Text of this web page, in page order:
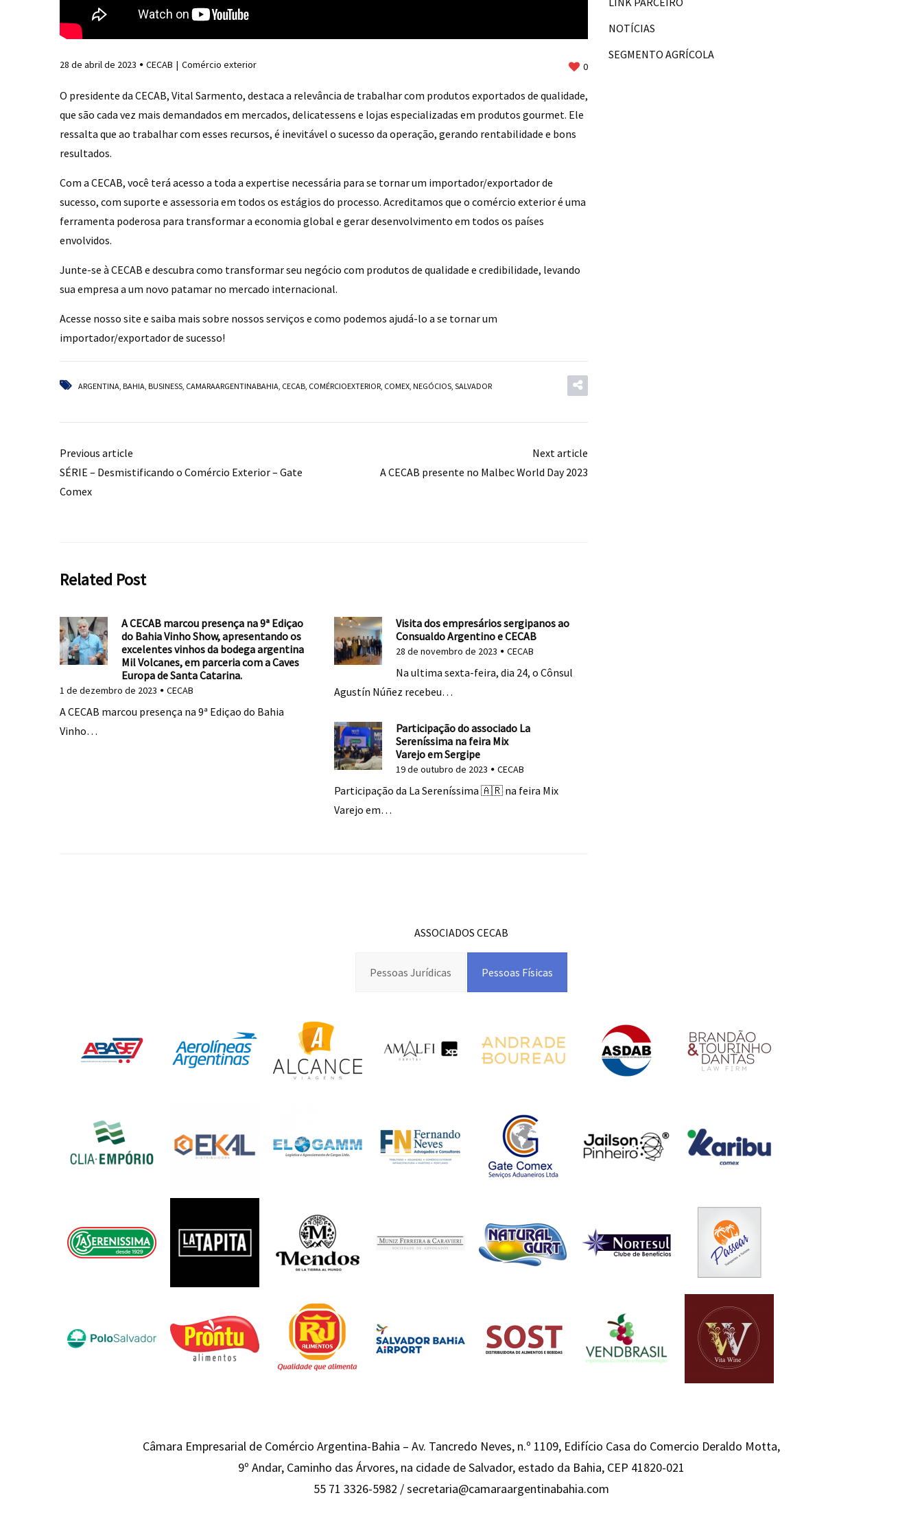
28 de abril de 2023 CECAB Comércio exterior 0
O presidente da CECAB, Vital Sarmento, destaca a relevância de trabalhar com produtos exportados de qualidade,
que são cada vez mais demandados em mercados, delicatessens e lojas especializadas em produtos gourmet. Ele
ressalta que ao trabalhar com esses recursos, é inevitável o sucesso da operação, gerando rentabilidade e bons
resultados.
Com a CECAB, você terá acesso a toda a expertise necessária para se tornar um importador/exportador de
sucesso, com suporte e assessoria em todos os estágios do processo. Acreditamos que o comércio exterior é uma
ferramenta poderosa para transformar a economia global e gerar desenvolvimento em todos os países
envolvidos.
Junte-se à CECAB e descubra como transformar seu negócio com produtos de qualidade e credibilidade, levando
sua empresa a um novo patamar no mercado internacional.
Acesse nosso site e saiba mais sobre nossos serviços e como podemos ajudá-lo a se tornar um
importador/exportador de sucesso!
ARGENTINA BAHIA BUSINESS CAMARAARGENTINABAHIA CECAB COMÉRCIOEXTERIOR COMEX NEGÓCIOS SALVADOR
Previous article
SÉRIE – Desmistificando o Comércio Exterior – Gate
Comex
Next article
A CECAB presente no Malbec World Day 2023
Related Post
A CECAB marcou presença na 9ª Ediçao
do Bahia Vinho Show, apresentando os
excelentes vinhos da bodega argentina
Mil Volcanes, em parceria com a Caves
Europa de Santa Catarina.
1 de dezembro de 2023 CECAB
A CECAB marcou presença na 9ª Ediçao do Bahia
Vinho…
Visita dos empresários sergipanos ao
Consualdo Argentino e CECAB
28 de novembro de 2023 CECAB
Na ultima sexta-feira, dia 24, o Cônsul
Agustín Núñez recebeu…
Participação do associado La
Sereníssima na feira Mix
Varejo em Sergipe
19 de outubro de 2023 CECAB
Participação da La Sereníssima 🇦🇷 na feira Mix
Varejo em…
NOTÍCIAS
SEGMENTO AGRÍCOLA
ASSOCIADOS CECAB
Pessoas Jurídicas Pessoas Físicas
Câmara Empresarial de Comércio Argentina-Bahia – Av. Tancredo Neves, n.º 1109, Edifício Casa do Comercio Deraldo Motta,
9º Andar, Caminho das Árvores, na cidade de Salvador, estado da Bahia, CEP 41820-021
55 71 3326-5982 /secretaria@camaraargentinabahia.com